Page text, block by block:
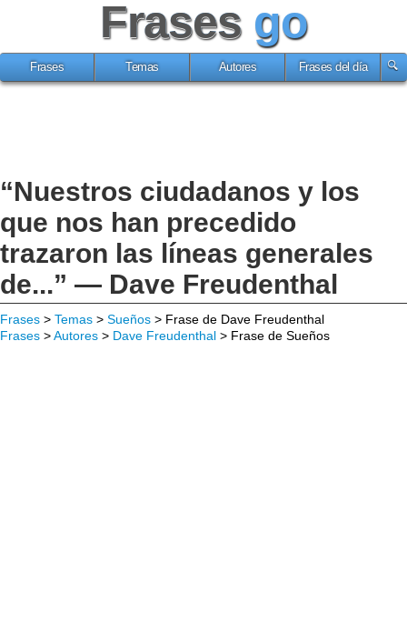
Frases go
Frases Temas Autores Frases del día
“Nuestros ciudadanos y los
que nos han precedido
trazaron las líneas generales
de...” — Dave Freudenthal
Frases > Temas > Sueños > Frase de Dave Freudenthal
Frases >Autores > Dave Freudenthal > Frase de Sueños